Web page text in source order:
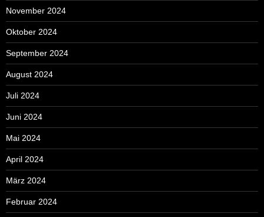
November 2024
Oktober 2024
September 2024
August 2024
Juli 2024
Juni 2024
Mai 2024
April 2024
März 2024
Februar 2024